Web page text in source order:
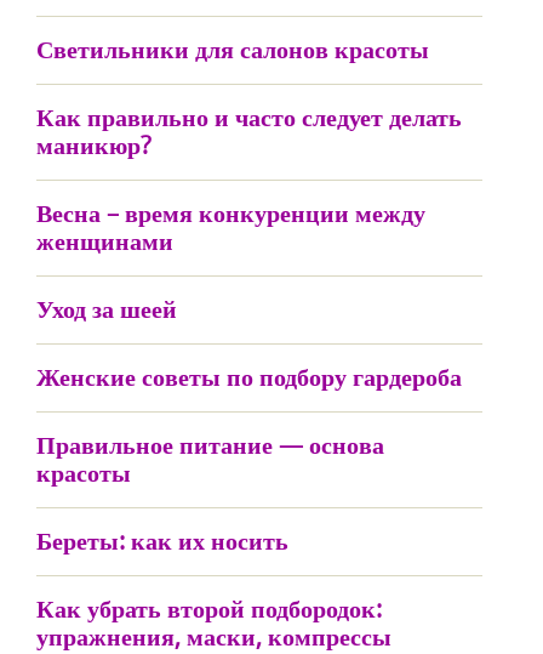
Светильники для салонов красоты
Как правильно и часто следует делать
маникюр?
Весна – время конкуренции между
женщинами
Уход за шеей
Женские советы по подбору гардероба
Правильное питание — основа
красоты
Береты: как их носить
Как убрать второй подбородок:
упражнения, маски, компрессы